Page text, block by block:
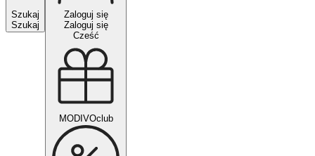
Szukaj
Szukaj
Zaloguj się
Zaloguj się
Cześć
MODIVOclub